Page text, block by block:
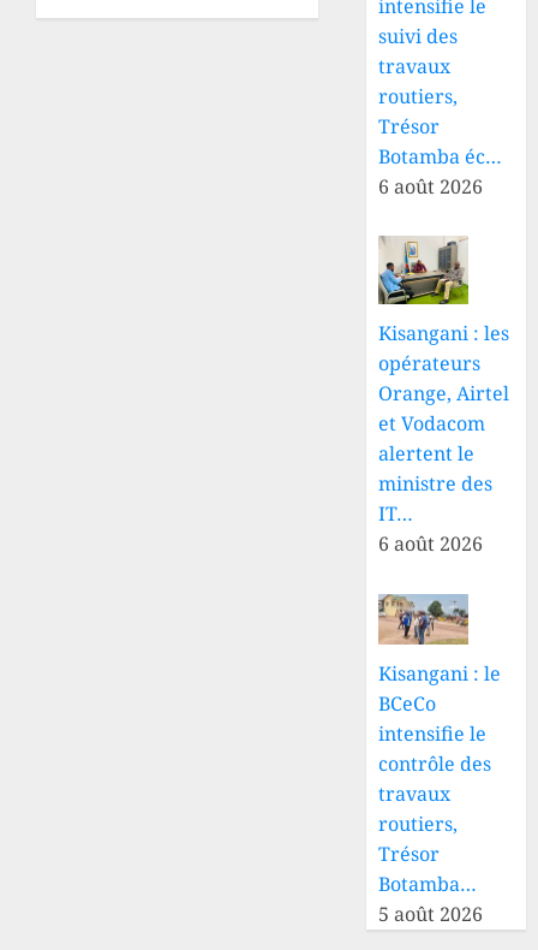
intensifie le
suivi des
travaux
routiers,
Trésor
Botamba éc…
6 août 2026
Kisangani : les
opérateurs
Orange, Airtel
et Vodacom
alertent le
ministre des
IT…
6 août 2026
Kisangani : le
BCeCo
intensifie le
contrôle des
travaux
routiers,
Trésor
Botamba…
5 août 2026